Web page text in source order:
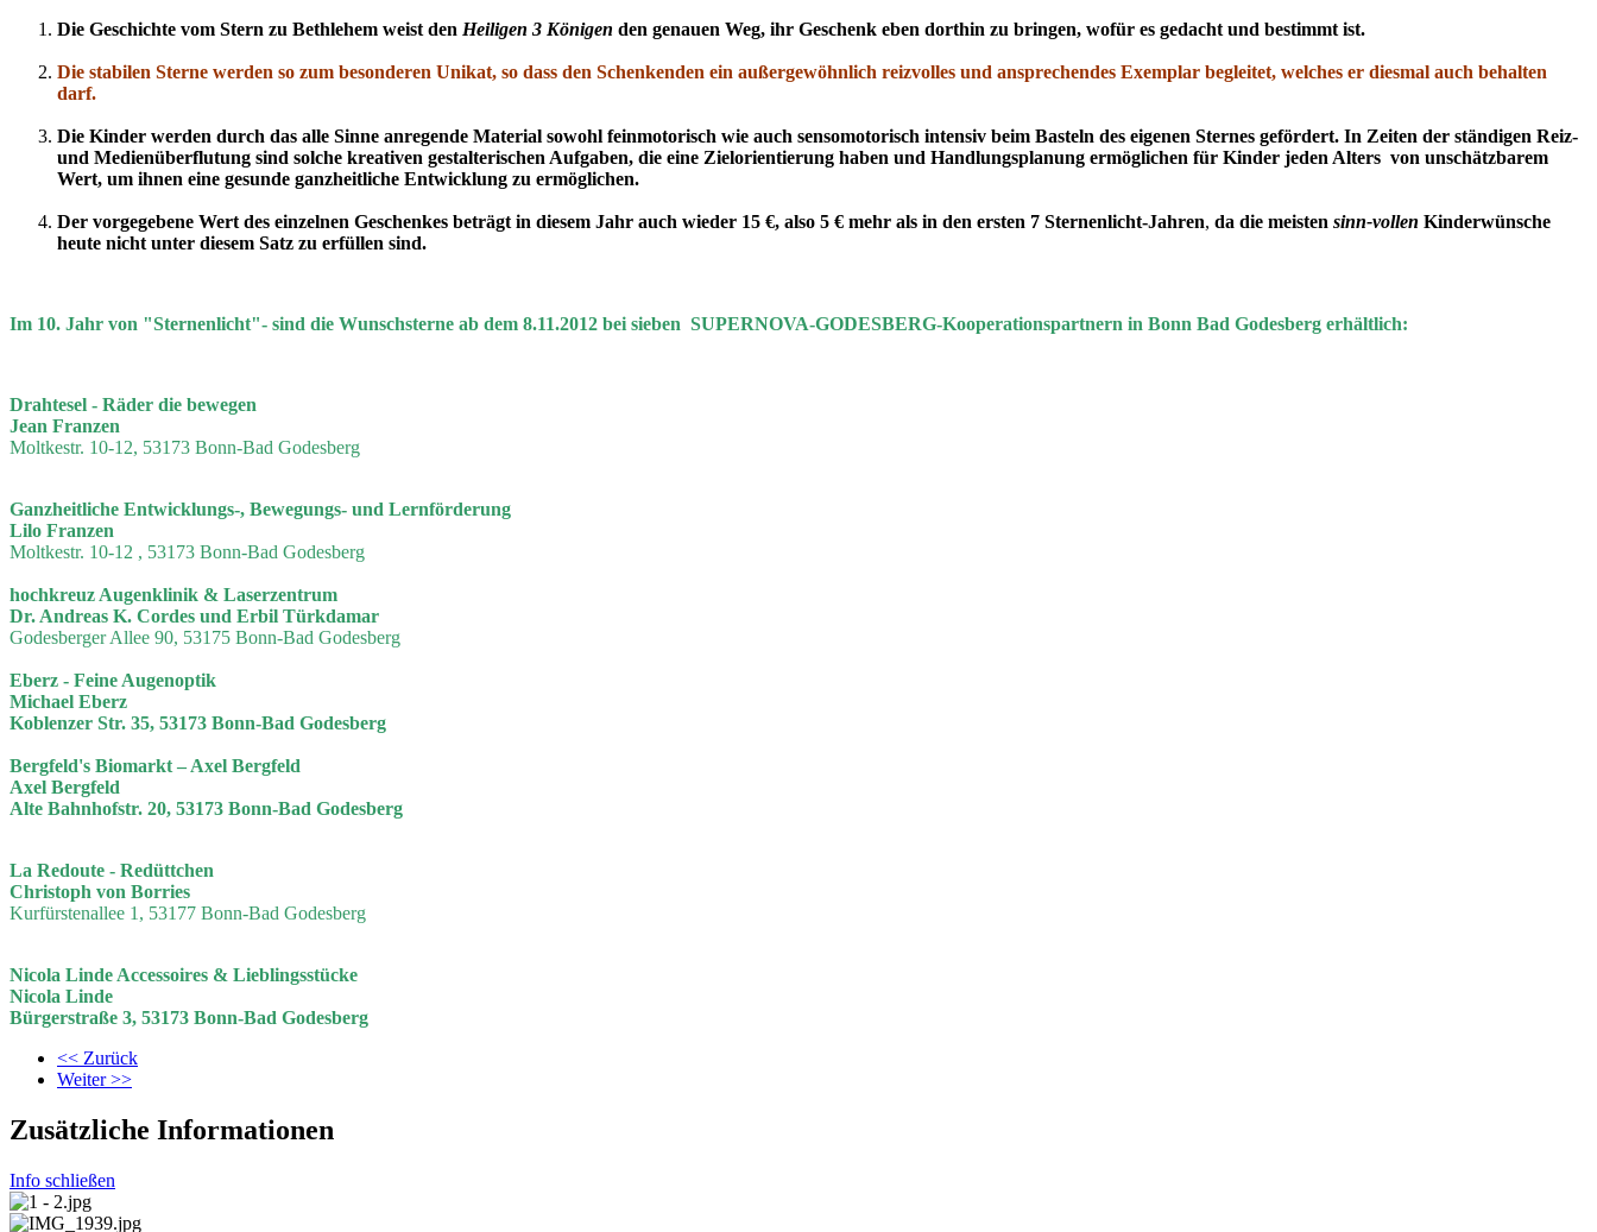
Die Geschichte vom Stern zu Bethlehem weist den Heiligen 3 Königen den genauen Weg, ihr Geschenk eben dorthin zu bringen, wofür es gedacht und bestimmt ist.
Die stabilen Sterne werden so zum besonderen Unikat, so dass den Schenkenden ein außergewöhnlich reizvolles und ansprechendes Exemplar begleitet, welches er diesmal auch behalten
darf.
Die Kinder werden durch das alle Sinne anregende Material sowohl feinmotorisch wie auch sensomotorisch intensiv beim Basteln des eigenen Sternes gefördert. In Zeiten der ständigen Reiz-
und Medienüberflutung sind solche kreativen gestalterischen Aufgaben, die eine Zielorientierung haben und Handlungsplanung ermöglichen für Kinder jeden Alters von unschätzbarem
Wert, um ihnen eine gesunde ganzheitliche Entwicklung zu ermöglichen.
Der vorgegebene Wert des einzelnen Geschenkes beträgt in diesem Jahr auch wieder 15 €, also 5 € mehr als in den ersten 7 Sternenlicht-Jahren, da die meisten sinn-vollen Kinderwünsche
heute nicht unter diesem Satz zu erfüllen sind.
Im 10. Jahr von "Sternenlicht"- sind die Wunschsterne ab dem 8.11.2012 bei sieben SUPERNOVA-GODESBERG-Kooperationspartnern in Bonn Bad Godesberg erhältlich:
Drahtesel - Räder die bewegen
Jean Franzen
Moltkestr. 10-12, 53173 Bonn-Bad Godesberg
Ganzheitliche Entwicklungs-, Bewegungs- und Lernförderung
Lilo Franzen
Moltkestr. 10-12 , 53173 Bonn-Bad Godesberg
hochkreuz Augenklinik & Laserzentrum
Dr. Andreas K. Cordes und Erbil Türkdamar
Godesberger Allee 90, 53175 Bonn-Bad Godesberg
Eberz - Feine Augenoptik
Michael Eberz
Koblenzer Str. 35, 53173 Bonn-Bad Godesberg
Bergfeld's Biomarkt – Axel Bergfeld
Axel Bergfeld
Alte Bahnhofstr. 20, 53173 Bonn-Bad Godesberg
La Redoute - Redüttchen
Christoph von Borries
Kurfürstenallee 1, 53177 Bonn-Bad Godesberg
Nicola Linde Accessoires & Lieblingsstücke
Nicola Linde
Bürgerstraße 3, 53173 Bonn-Bad Godesberg
<< Zurück
Weiter >>
Zusätzliche Informationen
Info schließen